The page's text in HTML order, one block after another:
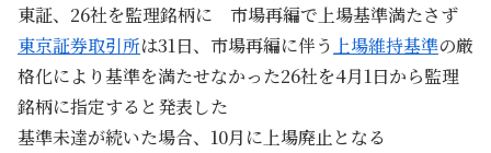
東証、26社を監理銘柄に 市場再編で上場基準満たさず
東京証券取引所は31日、市場再編に伴う 上場維持基準の厳
格化により基準を満たせなかった26社を4月1日から監理
銘柄に指定すると発表した
基準未達が続いた場合、10月に上場廃止となる